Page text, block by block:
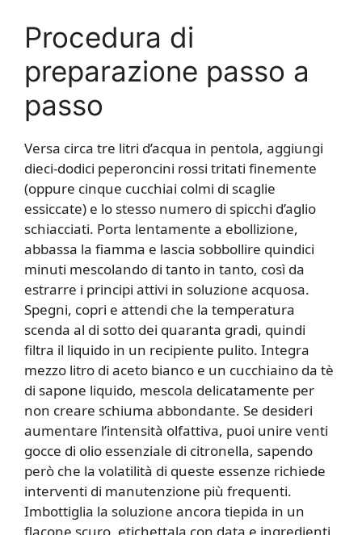
Procedura di
preparazione passo a
passo
Versa circa tre litri d’acqua in pentola, aggiungi
dieci-dodici peperoncini rossi tritati finemente
(oppure cinque cucchiai colmi di scaglie
essiccate) e lo stesso numero di spicchi d’aglio
schiacciati. Porta lentamente a ebollizione,
abbassa la fiamma e lascia sobbollire quindici
minuti mescolando di tanto in tanto, così da
estrarre i principi attivi in soluzione acquosa.
Spegni, copri e attendi che la temperatura
scenda al di sotto dei quaranta gradi, quindi
filtra il liquido in un recipiente pulito. Integra
mezzo litro di aceto bianco e un cucchiaino da tè
di sapone liquido, mescola delicatamente per
non creare schiuma abbondante. Se desideri
aumentare l’intensità olfattiva, puoi unire venti
gocce di olio essenziale di citronella, sapendo
però che la volatilità di queste essenze richiede
interventi di manutenzione più frequenti.
Imbottiglia la soluzione ancora tiepida in un